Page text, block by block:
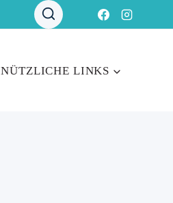
NÜTZLICHE LINKS